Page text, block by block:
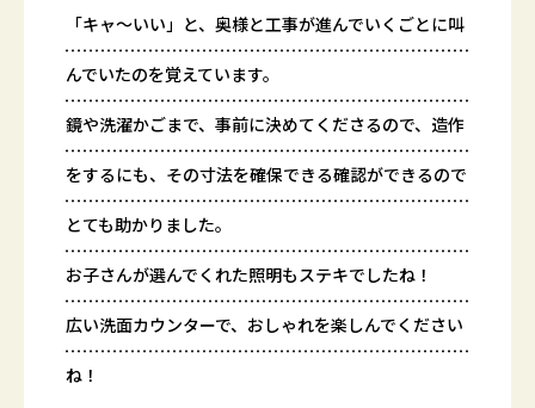
「キャ～いい」と、奥様と工事が進んでいくごとに叫
んでいたのを覚えています。
鏡や洗濯かごまで、事前に決めてくださるので、造作
をするにも、その寸法を確保できる確認ができるので
とても助かりました。
お子さんが選んでくれた照明もステキでしたね！
広い洗面カウンターで、おしゃれを楽しんでください
ね！